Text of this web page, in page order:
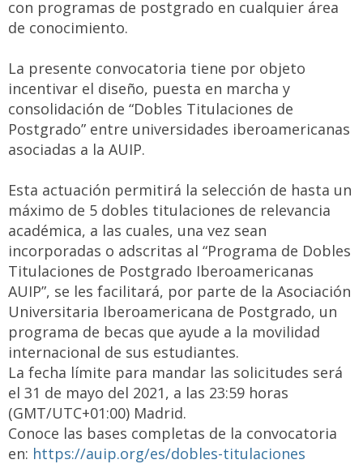
con programas de postgrado en cualquier área
de conocimiento.
La presente convocatoria tiene por objeto
incentivar el diseño, puesta en marcha y
consolidación de “Dobles Titulaciones de
Postgrado” entre universidades iberoamericanas
asociadas a la AUIP.
Esta actuación permitirá la selección de hasta un
máximo de 5 dobles titulaciones de relevancia
académica, a las cuales, una vez sean
incorporadas o adscritas al “Programa de Dobles
Titulaciones de Postgrado Iberoamericanas
AUIP”, se les facilitará, por parte de la Asociación
Universitaria Iberoamericana de Postgrado, un
programa de becas que ayude a la movilidad
internacional de sus estudiantes.
La fecha límite para mandar las solicitudes será
el 31 de mayo del 2021, a las 23:59 horas
(GMT/UTC+01:00) Madrid.
Conoce las bases completas de la convocatoria
en: https://auip.org/es/dobles-titulaciones